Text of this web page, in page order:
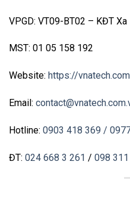
VPGD: VT09-BT02 – KĐT
MST: 01 05 158 192
Website: https://
Email:
Hotline: 0903 418 369 /
ĐT: 024 668 3 261 / 098